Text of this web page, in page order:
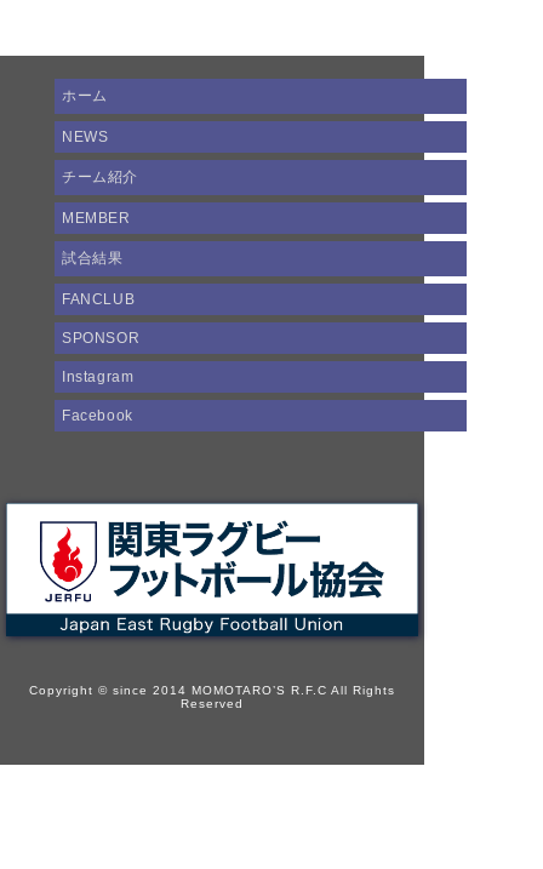
ホーム
NEWS
チーム紹介
MEMBER
試合結果
FANCLUB
SPONSOR
Instagram
Facebook
Copyright © since 2014 MOMOTARO’S R.F.C All Rights
Reserved